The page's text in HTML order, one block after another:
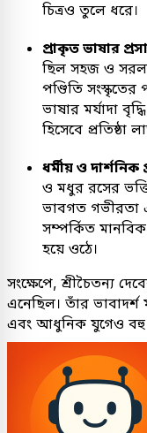
চিত্রও তুলে ধরে।
প্রাকৃত ভাষার
ছিল সহজ ও সরল
পণ্ডিতি সংস্কৃতের
ভাষার মর্যাদা
হিসেবে প্রতিষ্ঠা
ধর্মীয় ও দার্শনিক
ও মধুর রসের
ভাবগত গভীরতা
সম্পর্কিত
হয়ে ওঠে।
সংক্ষেপে, শ্রীচৈতন্য
এনেছিল। তাঁর ভাবাদর্শ
এবং আধুনিক যুগেও বহু